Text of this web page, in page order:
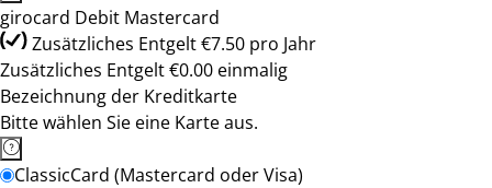
girocard Debit Mastercard
Zusätzliches Entgelt €7.50 pro Jahr
Zusätzliches Entgelt €0.00 einmalig
Bezeichnung der Kreditkarte
Bitte wählen Sie eine Karte aus.
ClassicCard (Mastercard oder Visa)